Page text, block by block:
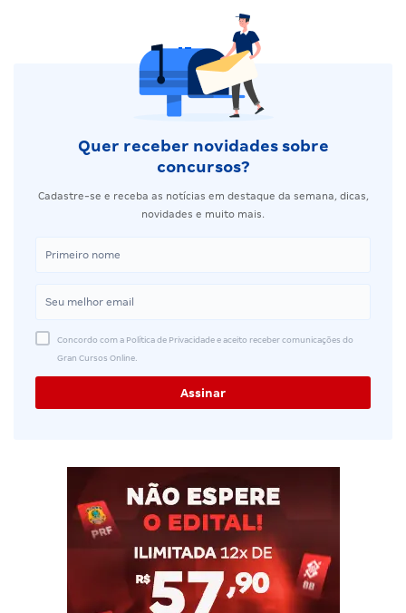
Quer receber novidades sobre
concursos?
Cadastre-se e receba as notícias em destaque da semana, dicas,
novidades e muito mais.
Concordo com a Política de Privacidade e aceito receber comunicações do
Gran Cursos Online.